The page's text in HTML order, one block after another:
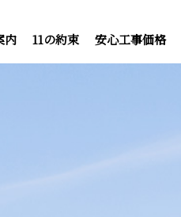
内 11の約束 安心工事価格